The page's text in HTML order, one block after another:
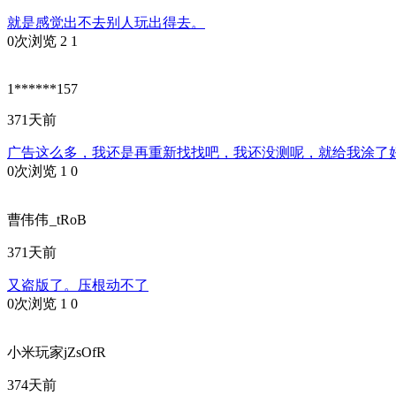
就是感觉出不去别人玩出得去。
0次浏览 2 1
1******157
371天前
广告这么多，我还是再重新找找吧，我还没测呢，就给我涂了
0次浏览 1 0
曹伟伟_tRoB
371天前
又盗版了。压根动不了
0次浏览 1 0
小米玩家jZsOfR
374天前